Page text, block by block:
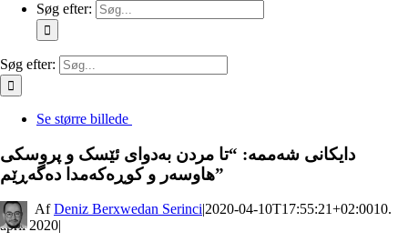
Søg efter:
Søg efter:
Se større billede
دایکانی شەممە: “تا مردن بەدوای ئێسک و پروسکی
ھاوسەر و کوڕەکەمدا دەگەڕێم”
By Deniz Berxwedan Serinci|2020-04-10T17:55:21+02:0010.
april 2020|